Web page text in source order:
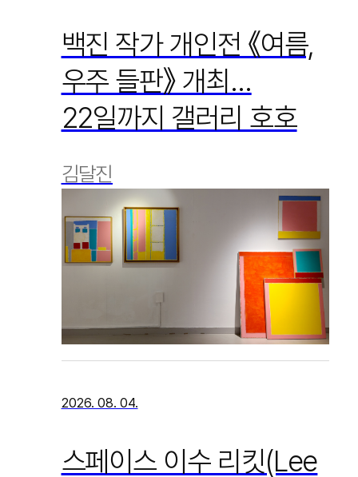
백진 작가 개인전 《여름,
우주 들판》 개최…
22일까지 갤러리 호호
김달진
2026. 08. 04.
스페이스 이수 리킷(Lee